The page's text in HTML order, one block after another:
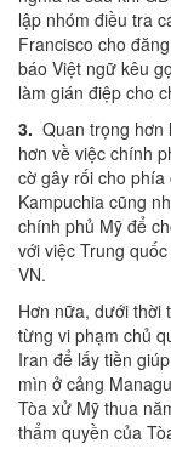
lập nhóm điều tra
Francisco cho
báo Việt ngữ kêu
làm gián điệp cho
3. Quan trọng hơn
hơn về việc chính
cờ gây rối cho
Kampuchia cũng
chính phủ Mỹ để
với việc Trung
VN.
Hơn nữa, dưới thời
từng vi phạm chủ
Iran để lấy tiền
mìn ở cảng
Tòa xử Mỹ thua
thẩm quyền của